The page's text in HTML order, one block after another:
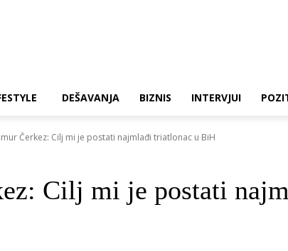
DEŠAVANJA BIZNIS INTERVJUI
Čerkez: Cilj mi je postati najmlađi triatlonac u BiH
Cilj mi je postati